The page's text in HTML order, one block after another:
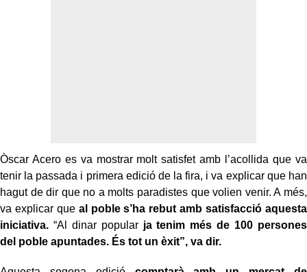
Òscar Acero es va mostrar molt satisfet amb l’acollida que va
tenir la passada i primera edició de la fira, i va explicar que han
hagut de dir que no a molts paradistes que volien venir. A més,
va explicar que al poble s’ha rebut amb satisfacció aquesta
iniciativa. “Al dinar popular ja tenim més de 100 persones
del poble apuntades. És tot un èxit”, va dir.